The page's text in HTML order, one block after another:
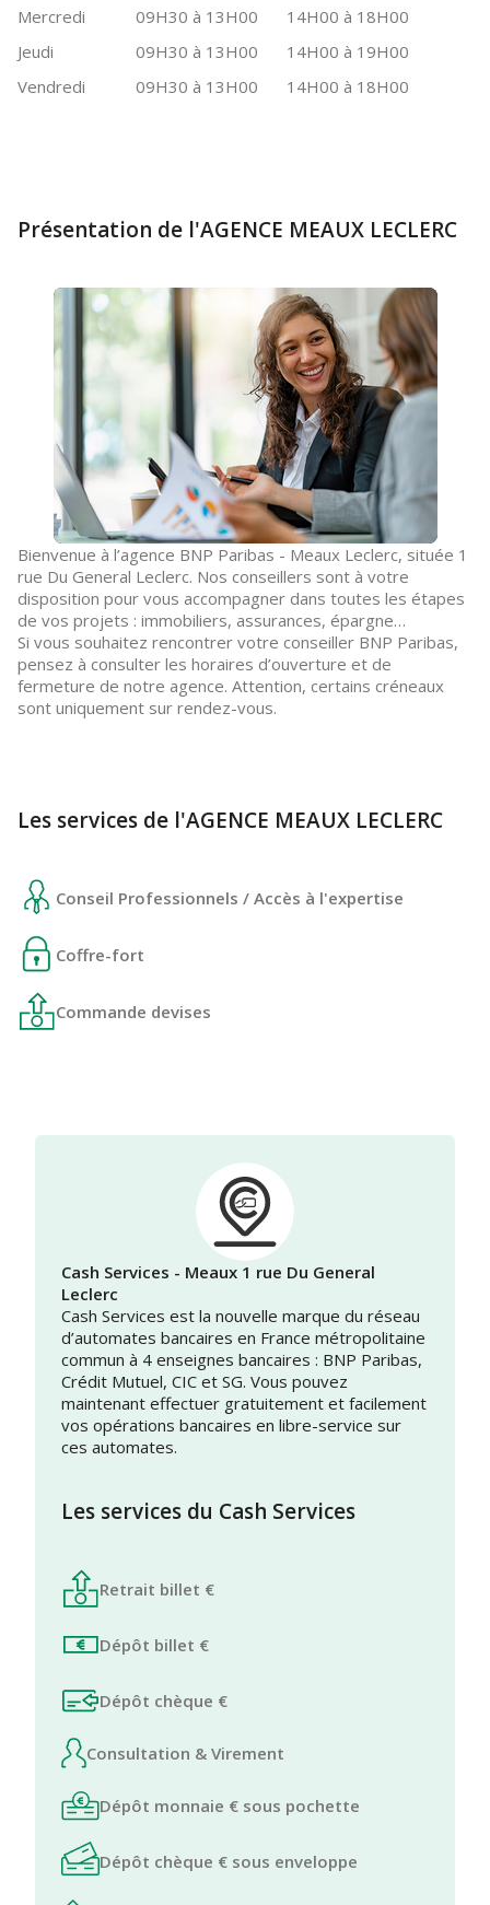
Mercredi
09H30 à 13H00
14H00 à 18H00
Jeudi
09H30 à 13H00
14H00 à 19H00
Vendredi
09H30 à 13H00 14H00 à 18H00
Présentation de l'AGENCE MEAUX LECLERC
Bienvenue à l’agence BNP Paribas - Meaux Leclerc, située 1
rue Du General Leclerc. Nos conseillers sont à votre
disposition pour vous accompagner dans toutes les étapes
de vos projets : immobiliers, assurances, épargne…
Si vous souhaitez rencontrer votre conseiller BNP Paribas,
pensez à consulter les horaires d’ouverture et de
fermeture de notre agence. Attention, certains créneaux
sont uniquement sur rendez-vous.
Les services de l'AGENCE MEAUX LECLERC
Conseil Professionnels / Accès à l'expertise
Coffre-fort
Commande devises
Cash Services - Meaux 1 rue Du General
Leclerc
Cash Services est la nouvelle marque du réseau
d’automates bancaires en France métropolitaine
commun à 4 enseignes bancaires : BNP Paribas,
Crédit Mutuel, CIC et SG. Vous pouvez
maintenant effectuer gratuitement et facilement
vos opérations bancaires en libre-service sur
ces automates.
Les services du Cash Services
Retrait billet €
Dépôt billet €
Dépôt chèque €
Consultation & Virement
Dépôt monnaie € sous pochette
Dépôt chèque € sous enveloppe